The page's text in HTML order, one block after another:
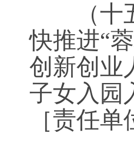
（十五
快推进“
创新创业
子女入园
［责任